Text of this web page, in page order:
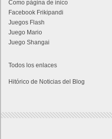
Como página de inico
Facebook Frikipandi
Juegos Flash
Juego Mario
Juego Shangai
Todos los enlaces
Hitórico de Noticias del Blog